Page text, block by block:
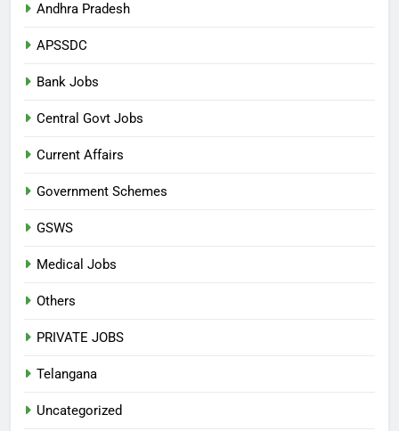
Andhra Pradesh
APSSDC
Bank Jobs
Central Govt Jobs
Current Affairs
Government Schemes
GSWS
Medical Jobs
Others
PRIVATE JOBS
Telangana
Uncategorized